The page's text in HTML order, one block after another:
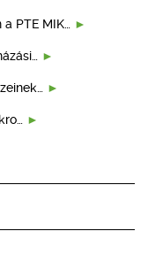
PTE MIK…